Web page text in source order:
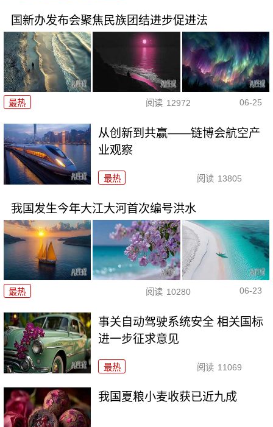
国新办发布会聚焦民族团结进步促进法
最热 阅读 12972 06-25
从创新到共赢——链博会航空产
业观察
最热 阅读 13805
我国发生今年大江大河首次编号洪水
最热 阅读 10280 06-23
事关自动驾驶系统安全 相关国标
进一步征求意见
最热 阅读 11069
我国夏粮小麦收获已近九成